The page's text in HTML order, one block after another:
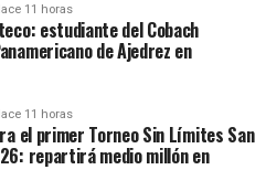
11 horas
estudiante del Cobach
de Ajedrez en
11 horas
el primer Torneo Sin Límites San
repartirá medio millón en